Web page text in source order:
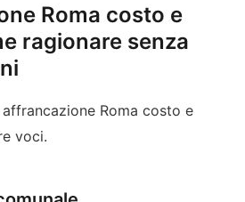
Roma costo e
ragionare senza
Roma costo e
voci.